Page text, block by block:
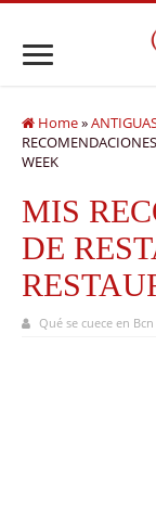
Home»
WEEK
MIS
DE
Qué se cuece en Bcn